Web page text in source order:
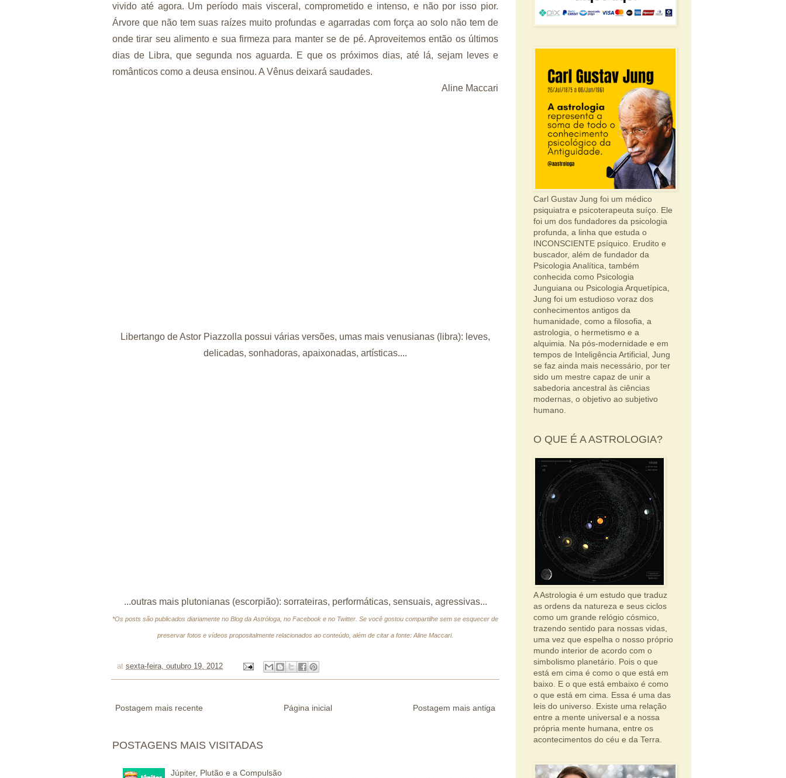
vivido até agora. Um período mais visceral, comprometido e intenso, e não por isso pior.
Árvore que não tem suas raízes muito profundas e agarradas com força ao solo não tem de
onde tirar seu alimento e sua firmeza para manter se de pé. Aproveitemos então os últimos
dias de Libra, que segunda nos aguarda. E que os próximos dias, até lá, sejam leves e
românticos como a deusa ensinou. A Vênus deixará saudades.
Aline Maccari
Libertango de Astor Piazzolla possui várias versões, umas mais venusianas (libra): leves,
delicadas, sonhadoras, apaixonadas, artísticas....
...outras mais plutonianas (escorpião): sorrateiras, performáticas, sensuais, agressivas...
*Os posts são publicados diariamente no Blog da Astróloga, no Facebook e no Twitter. Se você gostou compartilhe sem se esquecer de
preservar fotos e vídeos propositalmente relacionados ao conteúdo, além de citar a fonte: Aline Maccari.
at sexta-feira, outubro 19, 2012
Postagem mais recente Postagem mais antiga
Página inicial
POSTAGENS MAIS VISITADAS
Júpiter, Plutão e a Compulsão
Carl Gustav Jung foi um médico
psiquiatra e psicoterapeuta suíço. Ele
foi um dos fundadores da psicologia
profunda, a linha que estuda o
INCONSCIENTE psíquico. Erudito e
buscador, além de fundador da
Psicologia Analítica, também
conhecida como Psicologia
Junguiana ou Psicologia Arquetípica,
Jung foi um estudioso voraz dos
conhecimentos antigos da
humanidade, como a filosofia, a
astrologia, o hermetismo e a
alquimia. Na pós-modernidade e em
tempos de Inteligência Artificial, Jung
se faz ainda mais necessário, por ter
sido um mestre capaz de unir a
sabedoria ancestral às ciências
modernas, o objetivo ao subjetivo
humano.
O QUE É A ASTROLOGIA?
A Astrologia é um estudo que traduz
as ordens da natureza e seus ciclos
como um grande relógio cósmico,
trazendo sentido para nossas vidas,
uma vez que espelha o nosso próprio
mundo interior de acordo com o
simbolismo planetário. Pois o que
está em cima é como o que está em
baixo. E o que está embaixo é como
o que está em cima. Essa é uma das
leis do universo. Existe uma relação
entre a mente universal e a nossa
própria mente humana, entre os
acontecimentos do céu e da Terra.